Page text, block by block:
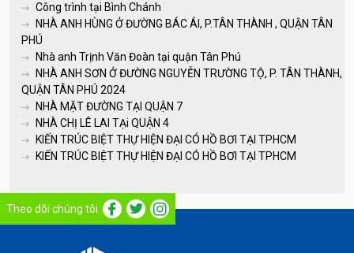
Công trình tại Bình Chánh
NHÀ ANH HÙNG Ở ĐƯỜNG BÁC ÁI, P.TÂN THÀNH , QUẬN TÂN
PHÚ
Nhà anh Trịnh Văn Đoàn tại quận Tân Phú
NHÀ ANH SƠN Ở ĐƯỜNG NGUYỄN TRƯỜNG TỘ, P. TÂN THÀNH,
QUẬN TÂN PHÚ 2024
NHÀ MẶT ĐƯỜNG TẠI QUẬN 7
NHÀ CHỊ LÊ LAI TẠi QUẬN 4
KIẾN TRÚC BIỆT THỰ HIỆN ĐẠI CÓ HỒ BƠI TẠI TPHCM
KIẾN TRÚC BIỆT THỰ HIỆN ĐẠI CÓ HỒ BƠI TẠI TPHCM
Theo dõi chúng tôi: